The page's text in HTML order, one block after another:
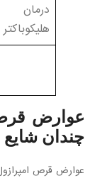
عوارض
چندان شایع
عوارض قرص